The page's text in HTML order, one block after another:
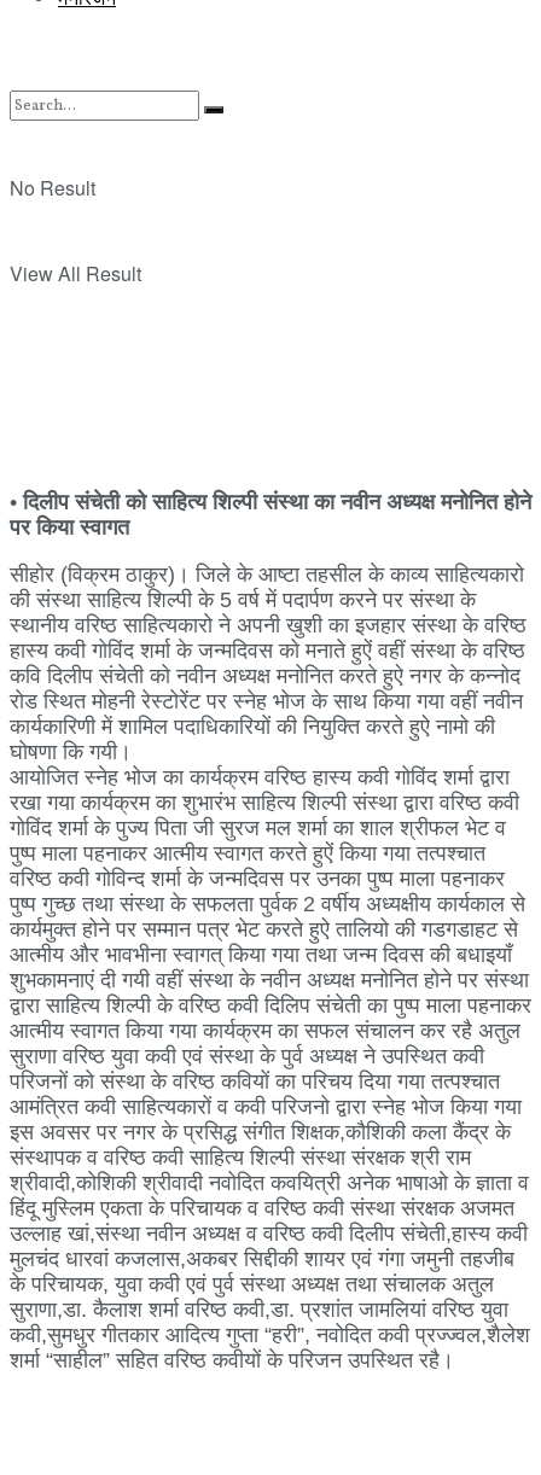
No Result
View All Result
•दिलीप संचेती को साहित्य शिल्पी संस्था का नवीन अध्यक्ष मनोनित होने
पर किया स्वागत
सीहोर (विक्रम ठाकुर)। जिले के आष्टा तहसील के काव्य साहित्यकारो
की संस्था साहित्य शिल्पी के 5 वर्ष में पदार्पण करने पर संस्था के
स्थानीय वरिष्ठ साहित्यकारो ने अपनी खुशी का इजहार संस्था के वरिष्ठ
हास्य कवी गोविंद शर्मा के जन्मदिवस को मनाते हुऐं वहीं संस्था के वरिष्ठ
कवि दिलीप संचेती को नवीन अध्यक्ष मनोनित करते हुऐ नगर के कन्नोद
रोड स्थित मोहनी रेस्टोरेंट पर स्नेह भोज के साथ किया गया वहीं नवीन
कार्यकारिणी में शामिल पदाधिकारियों की नियुक्ति करते हुऐ नामो की
घोषणा कि गयी।
आयोजित स्नेह भोज का कार्यक्रम वरिष्ठ हास्य कवी गोविंद शर्मा द्वारा
रखा गया कार्यक्रम का शुभारंभ साहित्य शिल्पी संस्था द्वारा वरिष्ठ कवी
गोविंद शर्मा के पुज्य पिता जी सुरज मल शर्मा का शाल श्रीफल भेट व
पुष्प माला पहनाकर आत्मीय स्वागत करते हुऐं किया गया तत्पश्चात
वरिष्ठ कवी गोविन्द शर्मा के जन्मदिवस पर उनका पुष्प माला पहनाकर
पुष्प गुच्छ तथा संस्था के सफलता पुर्वक 2 वर्षीय अध्यक्षीय कार्यकाल से
कार्यमुक्त होने पर सम्मान पत्र भेट करते हुऐ तालियो की गडगडाहट से
आत्मीय और भावभीना स्वागत् किया गया तथा जन्म दिवस की बधाइयाँ
शुभकामनाएं दी गयी वहीं संस्था के नवीन अध्यक्ष मनोनित होने पर संस्था
द्वारा साहित्य शिल्पी के वरिष्ठ कवी दिलिप संचेती का पुष्प माला पहनाकर
आत्मीय स्वागत किया गया कार्यक्रम का सफल संचालन कर रहै अतुल
सुराणा वरिष्ठ युवा कवी एवं संस्था के पुर्व अध्यक्ष ने उपस्थित कवी
परिजनों को संस्था के वरिष्ठ कवियों का परिचय दिया गया तत्पश्चात
आमंत्रित कवी साहित्यकारों व कवी परिजनो द्वारा स्नेह भोज किया गया
इस अवसर पर नगर के प्रसिद्ध संगीत शिक्षक,कौशिकी कला कैंद्र के
संस्थापक व वरिष्ठ कवी साहित्य शिल्पी संस्था संरक्षक श्री राम
श्रीवादी,कोशिकी श्रीवादी नवोदित कवयित्री अनेक भाषाओ के ज्ञाता व
हिंदू मुस्लिम एकता के परिचायक व वरिष्ठ कवी संस्था संरक्षक अजमत
उल्लाह खां,संस्था नवीन अध्यक्ष व वरिष्ठ कवी दिलीप संचेती,हास्य कवी
मुलचंद धारवां कजलास,अकबर सिद्दीकी शायर एवं गंगा जमुनी तहजीब
के परिचायक, युवा कवी एवं पुर्व संस्था अध्यक्ष तथा संचालक अतुल
सुराणा,डा. कैलाश शर्मा वरिष्ठ कवी,डा. प्रशांत जामलियां वरिष्ठ युवा
कवी,सुमधुर गीतकार आदित्य गुप्ता “हरी”, नवोदित कवी प्रज्ज्वल,शैलेश
शर्मा “साहील” सहित वरिष्ठ कवीयों के परिजन उपस्थित रहै।